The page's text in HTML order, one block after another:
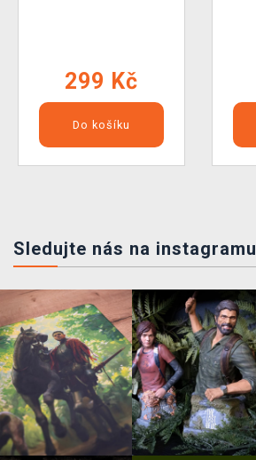
299 Kč
Do košíku
Sledujte nás na instagramu